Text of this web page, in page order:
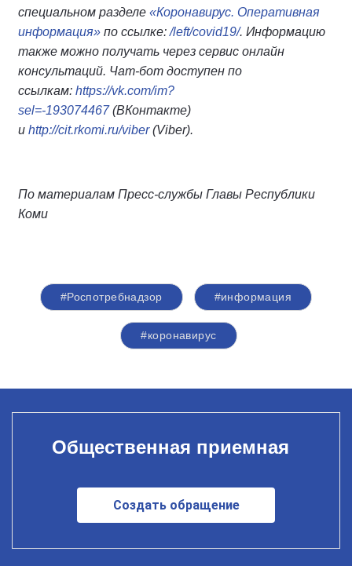
специальном разделе «Коронавирус. Оперативная
информация» по ссылке:/left/covid19/. Информацию
также можно получать через сервис онлайн
консультаций. Чат-бот доступен по
ссылкам: https://vk.com/im?
sel=-193074467(ВКонтакте)
и http://cit.rkomi.ru/viber(Viber).
По материалам Пресс-службы Главы Республики
Коми
#Роспотребнадзор #информация
#коронавирус
Общественная приемная
Создать обращение